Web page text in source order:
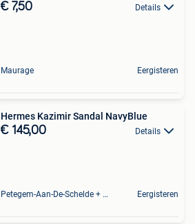
€ 7,50 Details
Maurage Eergisteren
Hermes Kazimir Sandal NavyBlue
€ 145,00 Details
Petegem-Aan-De-Schelde + Deel Van Oudenaarde Eergisteren